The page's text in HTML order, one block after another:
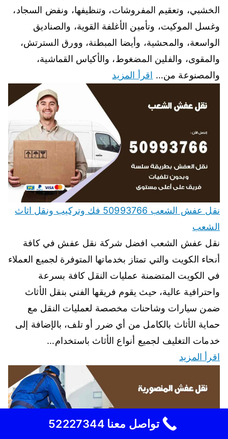
الخشبي، وتعقيم المفروشات، وتنظيفها، ونفض السجاد،
وغسل الموكيت، وتأمين الأغلفة القوية، والصناديق
الواسعة، والمحشية، وأيضا المبطنة، وورق السترتش،
والمقوى، والفلين المضغوط، والأكياس القماشية،
والمصنوعة من… اقرأ المزيد
نقل عفش الشعب 50993766 فك وتركيب ونقل اثاث
الشعب
نقل عفش الشعب افضل شركة نقل عفش في كافة
أنحاء الكويت والتي تمتاز بخدماتها المتوفرة لجميع العملاء
في الكويت المتضمنة عمليات النقل كافة بسرعة
واحترافية عالية، حيث يقوم فريقها الفني بنقل الأثاث
ضمن سيارات وشاحنات مخصصة لعمليات النقل مع
حماية الأثاث بالكامل من أي ضرر أو تلف، بالإضافة إلى
خدمات التغليف لجميع أنواع الأثاث باستخدام…
اقرأ المزيد
تواصل معنا 52227344